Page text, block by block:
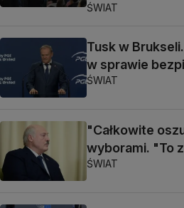
ŚWIAT
Tusk w
w sprawie
ŚWIAT
"Całkowite
wyborami. "To
ŚWIAT